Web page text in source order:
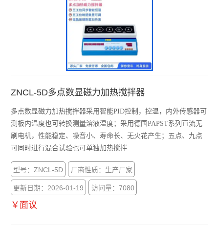
ZNCL-5D多点数显磁力加热搅拌器
多点数显磁力加热搅拌器采用智能PID控制，控温，内外传感器可
测板内温度也可转换测量溶液温度；采用德国PAPST系列直流无
刷电机，性能稳定、噪音小、寿命长、无火花产生；五点、九点
可同时进行混合试验也可单独加热搅拌
型号：ZNCL-5D 厂商性质：生产厂家
更新日期：2026-01-19 访问量：7080
￥面议